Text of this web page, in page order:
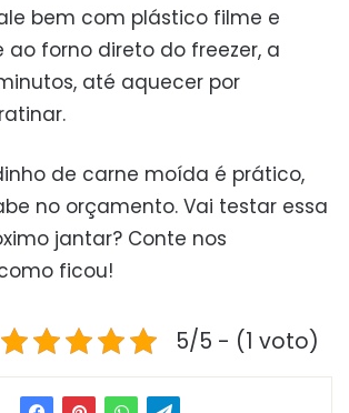
bem com plástico filme e
ao forno direto do freezer, a
até aquecer por
de carne moída é prático,
no orçamento. Vai testar essa
jantar? Conte nos
ficou!
5/5 - (1 voto)